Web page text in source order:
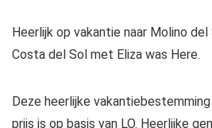
Heerlijk op vakantie naar Molino del
Costa del Sol met Eliza was Here.
Deze heerlijke
prijs is op basis van LO. Heerlijke